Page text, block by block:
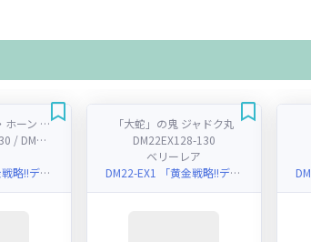
熱血剣 ネビュラ・ホーン / 熱血龍 クサリビッグ・ホーン
DM22EX1118A-130 / DM22EX1118B-130
DM22-EX1 「黄金戦略!!デュエキングMAX 2022」
「大蛇」の鬼 ジャドク丸
DM22EX128-130
ベリーレア
DM22-EX1 「黄金戦略!!デュエキングMAX 2022」